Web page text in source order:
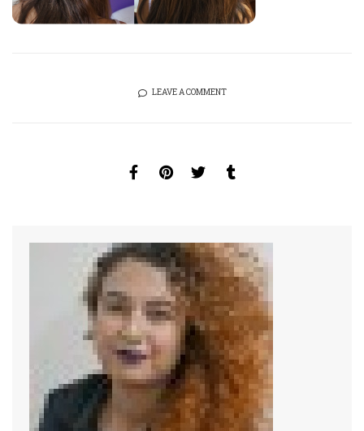
LEAVE A COMMENT